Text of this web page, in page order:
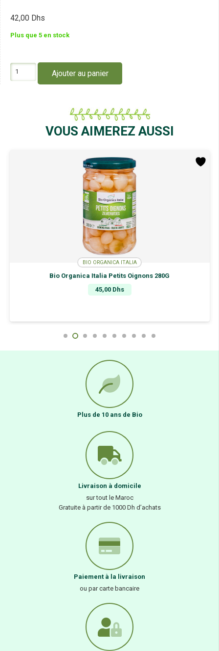
42,00 Dhs
Plus que 5 en stock
Ajouter au panier
VOUS AIMEREZ AUSSI
BIO ORGANICA ITALIA
Bio Organica Italia Petits Oignons 280G
45,00 Dhs
Plus de 10 ans de Bio
Livraison à domicile
sur tout le Maroc
Gratuite à partir de 1000 Dh d’achats
Paiement à la livraison
ou par carte bancaire